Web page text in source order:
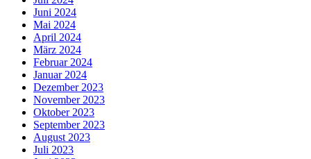
Juni 2024
Mai 2024
April 2024
März 2024
Februar 2024
Januar 2024
Dezember 2023
November 2023
Oktober 2023
September 2023
August 2023
Juli 2023